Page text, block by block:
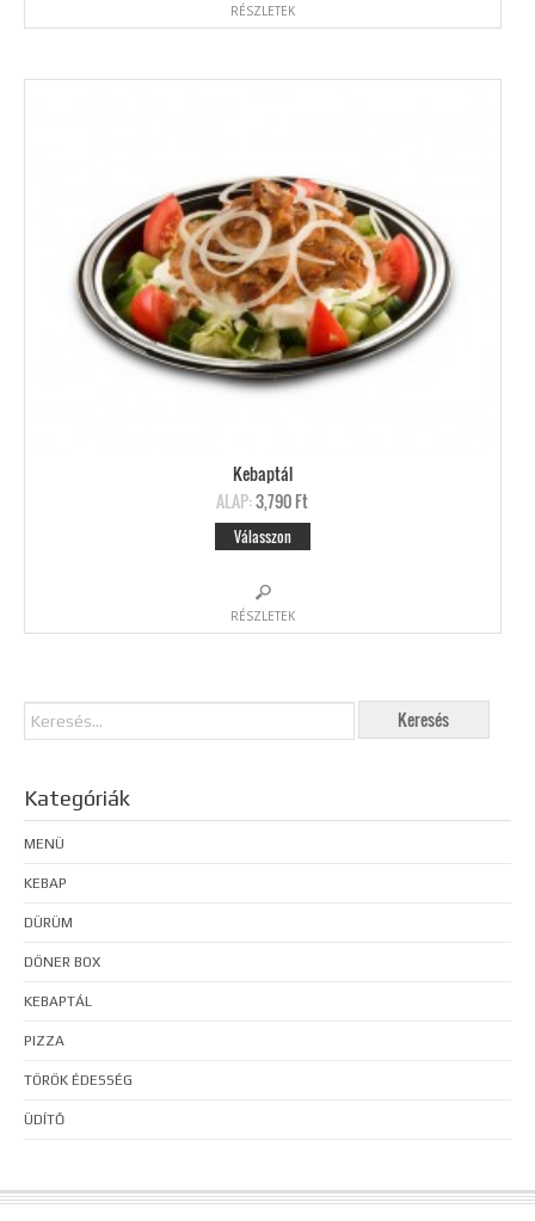
RÉSZLETEK
Kebaptál
ALAP:3,790 Ft
Válasszon
RÉSZLETEK
Kategóriák
MENÜ
KEBAP
DÜRÜM
DÖNER BOX
KEBAPTÁL
PIZZA
TÖRÖK ÉDESSÉG
ÜDÍTŐ